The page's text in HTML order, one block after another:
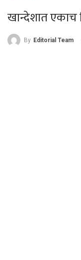
खान्देशात एकाच
By Editorial Team